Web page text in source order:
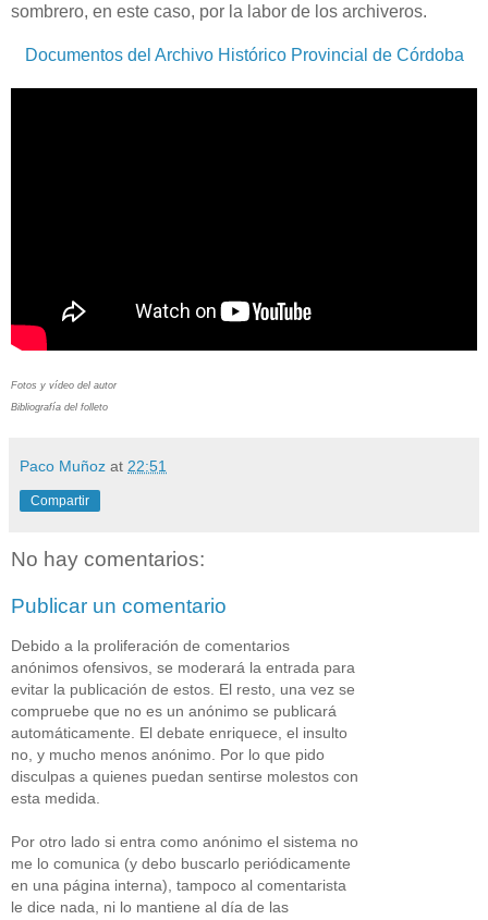
sombrero, en este caso, por la labor de los archiveros.
Documentos del Archivo Histórico Provincial de Córdoba
Fotos y vídeo del autor
Bibliografía del folleto
Paco Muñoz at 22:51
Compartir
No hay comentarios:
Publicar un comentario
Debido a la proliferación de comentarios
anónimos ofensivos, se moderará la entrada para
evitar la publicación de estos. El resto, una vez se
compruebe que no es un anónimo se publicará
automáticamente. El debate enriquece, el insulto
no, y mucho menos anónimo. Por lo que pido
disculpas a quienes puedan sentirse molestos con
esta medida.
Por otro lado si entra como anónimo el sistema no
me lo comunica (y debo buscarlo periódicamente
en una página interna), tampoco al comentarista
le dice nada, ni lo mantiene al día de las